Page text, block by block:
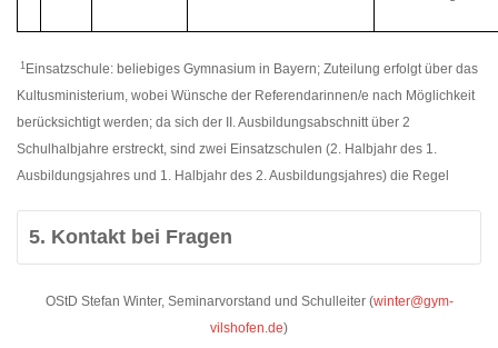
1 Einsatzschule: beliebiges Gymnasium in Bayern; Zuteilung erfolgt über das
Kultusministerium, wobei Wünsche der Referendarinnen/e nach Möglichkeit
berücksichtigt werden; da sich der II. Ausbildungsabschnitt über 2
Schulhalbjahre erstreckt, sind zwei Einsatzschulen (2. Halbjahr des 1.
Ausbildungsjahres und 1. Halbjahr des 2. Ausbildungsjahres) die Regel
5. Kontakt bei Fragen
OStD Stefan Winter, Seminarvorstand und Schulleiter (winter@gym-
vilshofen.de)